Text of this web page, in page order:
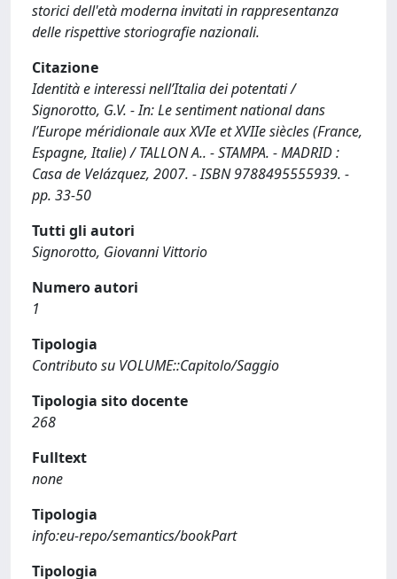
storici dell'età moderna invitati in rappresentanza
delle rispettive storiografie nazionali.
Citazione
Identità e interessi nell’Italia dei potentati /
Signorotto, G.V. - In: Le sentiment national dans
l’Europe méridionale aux XVIe et XVIIe siècles (France,
Espagne, Italie) / TALLON A.. - STAMPA. - MADRID :
Casa de Velázquez, 2007. - ISBN 9788495555939. -
pp. 33-50
Tutti gli autori
Signorotto, Giovanni Vittorio
Numero autori
1
Tipologia
Contributo su VOLUME::Capitolo/Saggio
Tipologia sito docente
268
Fulltext
none
Tipologia
info:eu-repo/semantics/bookPart
Tipologia